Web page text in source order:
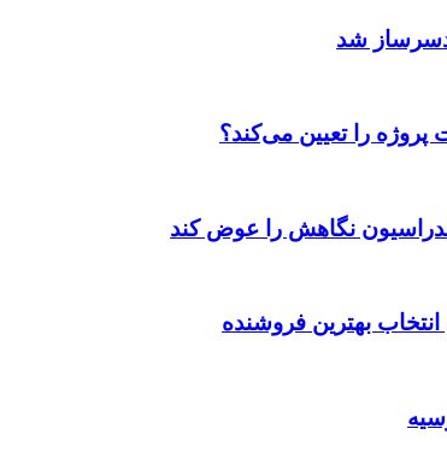
شد
پروژه را تعیین می‌کند؟
نگاهش را عوض کند
انتخاب بهترین فروشنده